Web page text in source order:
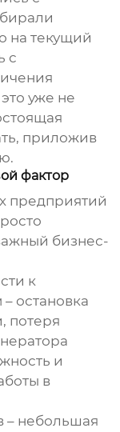
на текущий
с
уже не
приложив
фактор
предприятий
бизнес-
к
остановка
потеря
и
в
– небольшая